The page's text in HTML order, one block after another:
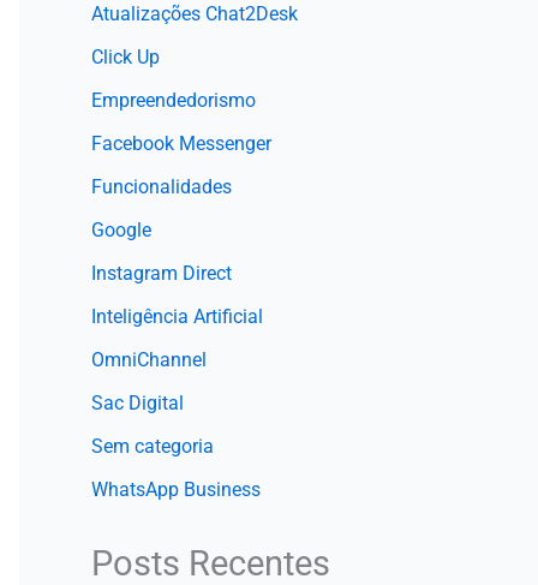
Atualizações Chat2Desk
Click Up
Empreendedorismo
Facebook Messenger
Funcionalidades
Google
Instagram Direct
Inteligência Artificial
OmniChannel
Sac Digital
Sem categoria
WhatsApp Business
Posts Recentes